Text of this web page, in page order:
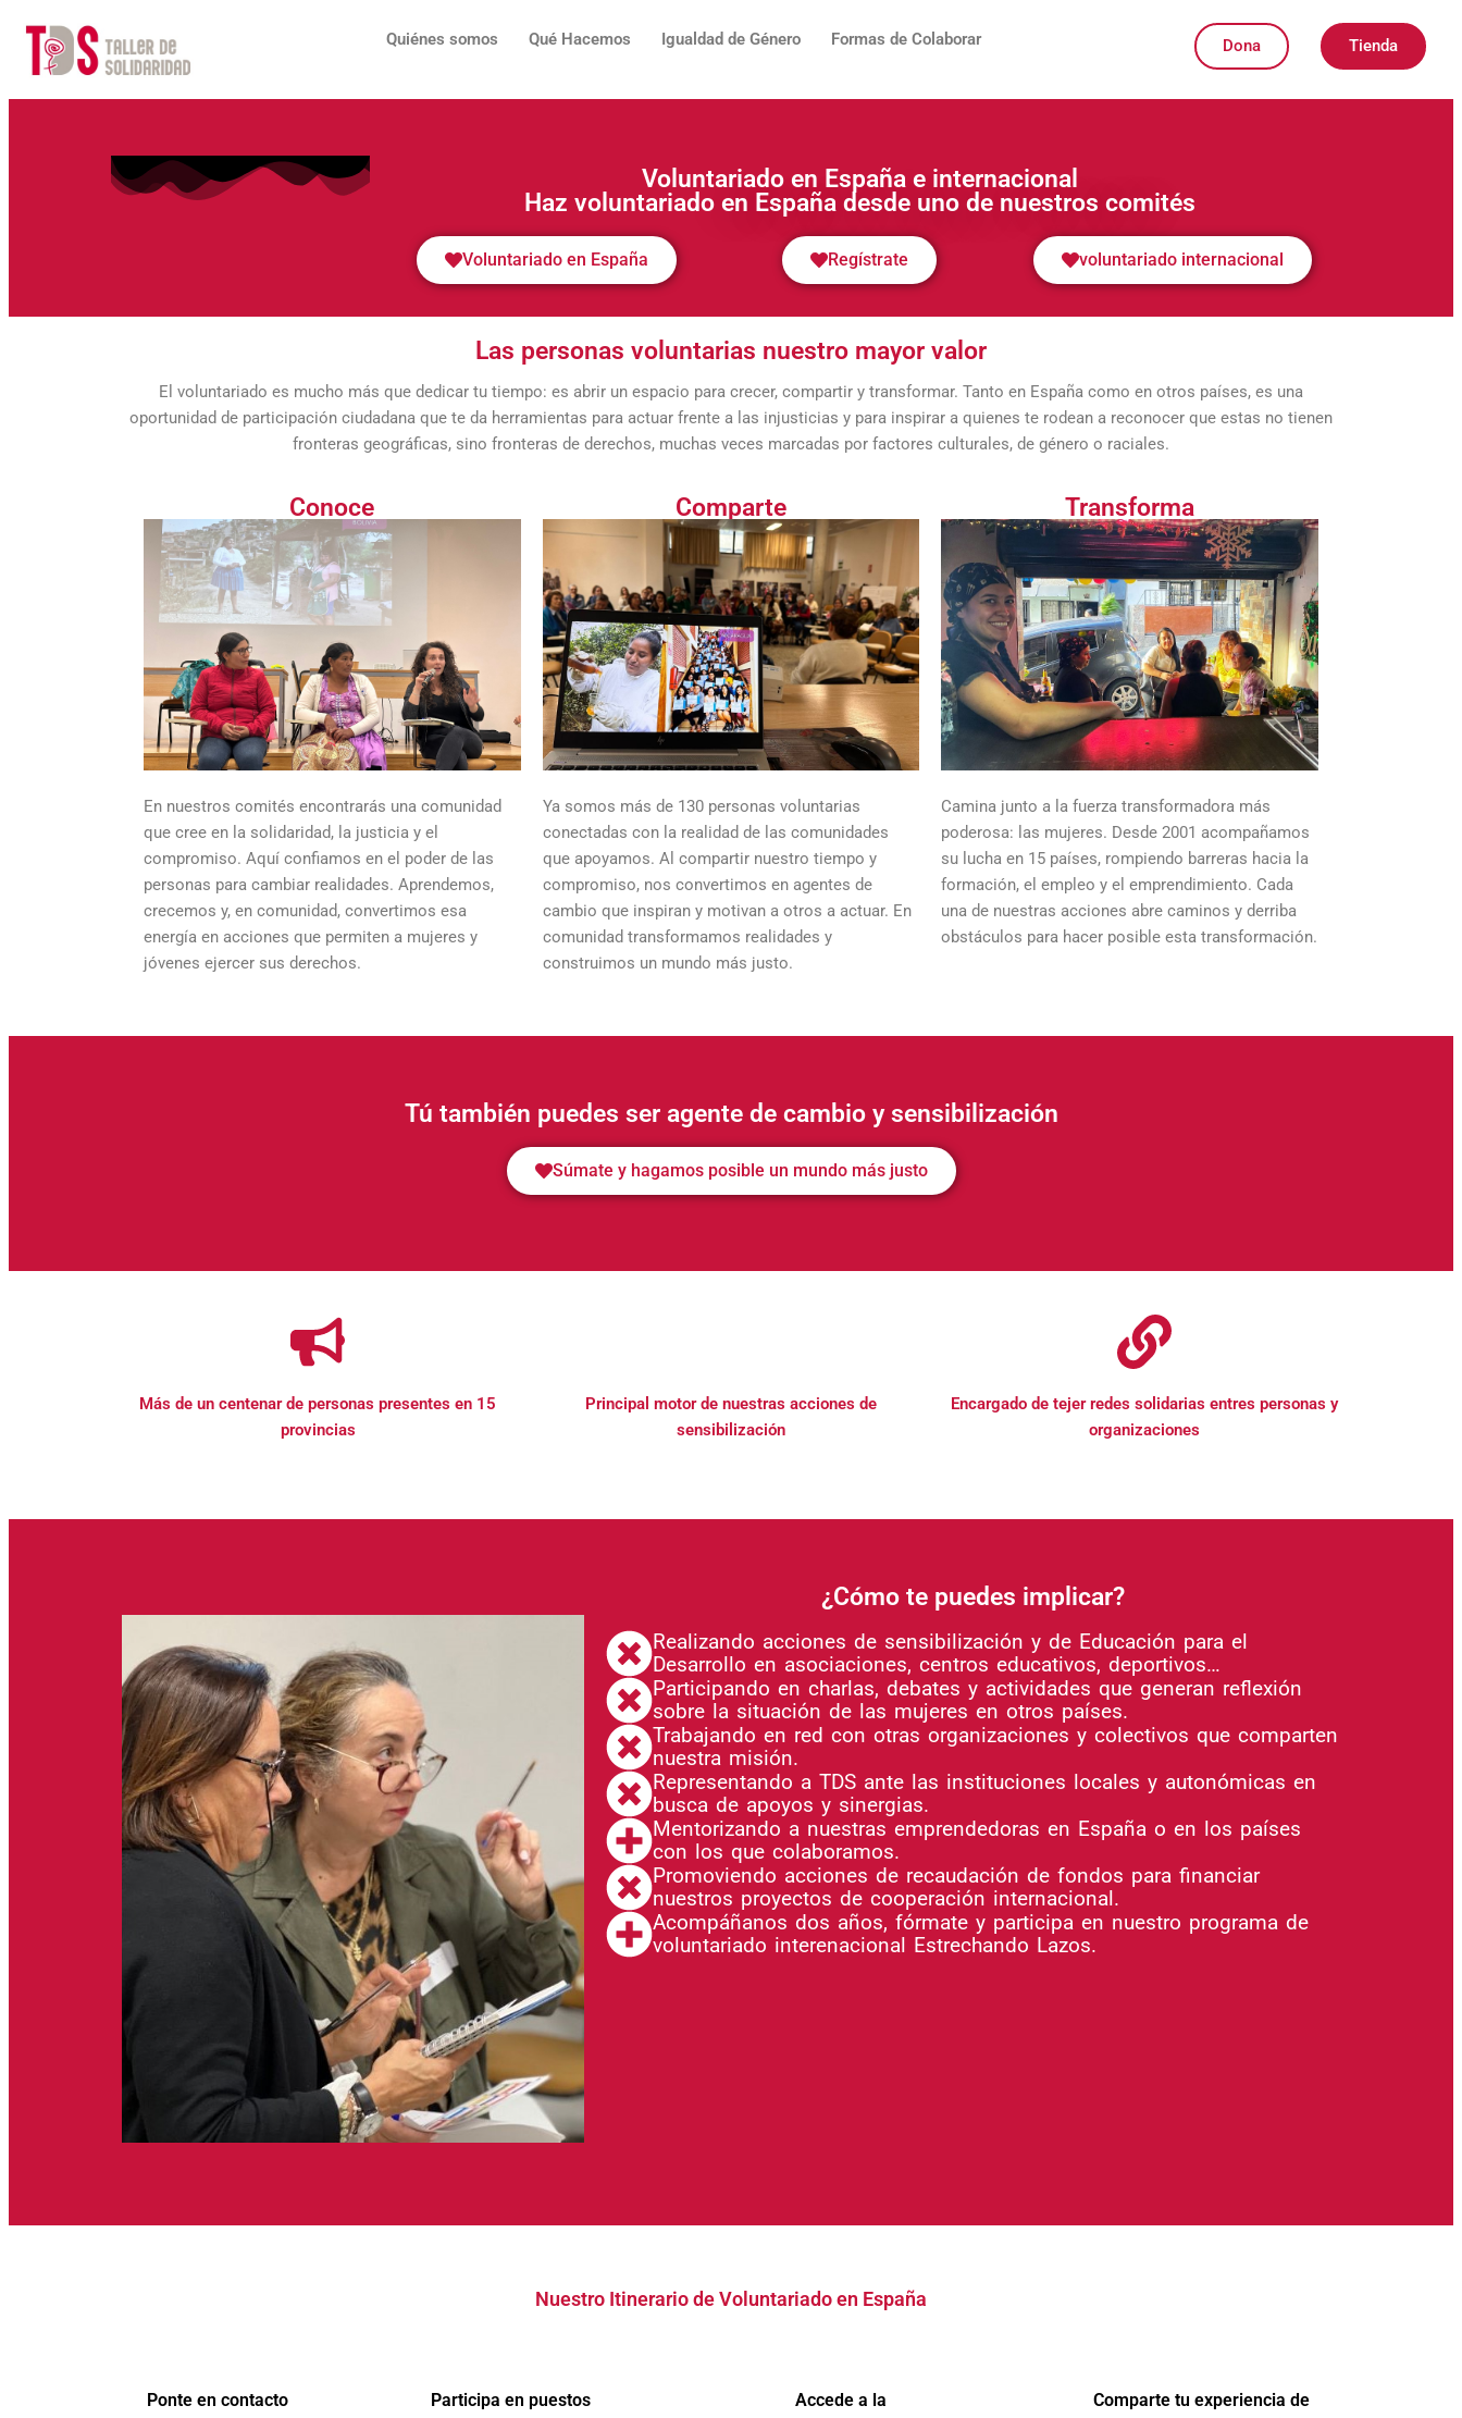
contenido
Quiénes somos Qué Hacemos Igualdad de Género Formas de Colaborar Dona Tienda
Voluntariado en España e internacional
Haz voluntariado en España desde uno de nuestros comités
Voluntariado en España Regístrate voluntariado internacional
Las personas voluntarias nuestro mayor valor
El voluntariado es mucho más que dedicar tu tiempo: es abrir un espacio para crecer, compartir y transformar. Tanto en España como en otros países, es una
oportunidad de participación ciudadana que te da herramientas para actuar frente a las injusticias y para inspirar a quienes te rodean a reconocer que estas no tienen
fronteras geográficas, sino fronteras de derechos, muchas veces marcadas por factores culturales, de género o raciales.
Conoce
En nuestros comités encontrarás una comunidad
que cree en la solidaridad, la justicia y el
compromiso. Aquí confiamos en el poder de las
personas para cambiar realidades. Aprendemos,
crecemos y, en comunidad, convertimos esa
energía en acciones que permiten a mujeres y
jóvenes ejercer sus derechos.
Comparte
Ya somos más de 130 personas voluntarias
conectadas con la realidad de las comunidades
que apoyamos. Al compartir nuestro tiempo y
compromiso, nos convertimos en agentes de
cambio que inspiran y motivan a otros a actuar. En
comunidad transformamos realidades y
construimos un mundo más justo.
Transforma
Camina junto a la fuerza transformadora más
poderosa: las mujeres. Desde 2001 acompañamos
su lucha en 15 países, rompiendo barreras hacia la
formación, el empleo y el emprendimiento. Cada
una de nuestras acciones abre caminos y derriba
obstáculos para hacer posible esta transformación.
Tú también puedes ser agente de cambio y sensibilización
Súmate y hagamos posible un mundo más justo
Más de un centenar de personas presentes en 15
provincias
Principal motor de nuestras acciones de
sensibilización
Encargado de tejer redes solidarias entres personas y
organizaciones
¿Cómo te puedes implicar?
Realizando acciones de sensibilización y de Educación para el
Desarrollo en asociaciones, centros educativos, deportivos…
Participando en charlas, debates y actividades que generan reflexión
sobre la situación de las mujeres en otros países.
Trabajando en red con otras organizaciones y colectivos que comparten
nuestra misión.
Representando a TDS ante las instituciones locales y autonómicas en
busca de apoyos y sinergias.
Mentorizando a nuestras emprendedoras en España o en los países
con los que colaboramos.
Promoviendo acciones de recaudación de fondos para financiar
nuestros proyectos de cooperación internacional.
Acompáñanos dos años, fórmate y participa en nuestro programa de
voluntariado interenacional Estrechando Lazos.
Nuestro Itinerario de Voluntariado en España
Ponte en contacto
Participa en puestos
Accede a la
Comparte tu experiencia de